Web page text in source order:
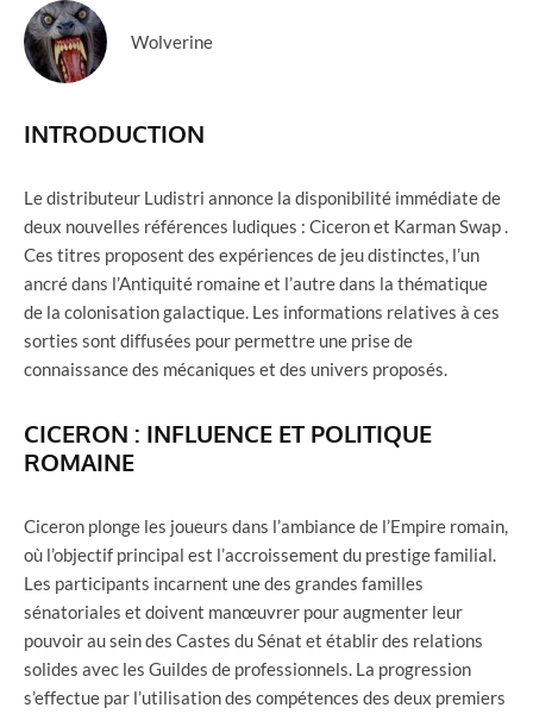
Wolverine
INTRODUCTION
Le distributeur Ludistri annonce la disponibilité immédiate de
deux nouvelles références ludiques : Ciceron et Karman Swap .
Ces titres proposent des expériences de jeu distinctes, l’un
ancré dans l’Antiquité romaine et l’autre dans la thématique
de la colonisation galactique. Les informations relatives à ces
sorties sont diffusées pour permettre une prise de
connaissance des mécaniques et des univers proposés.
CICERON : INFLUENCE ET POLITIQUE
ROMAINE
Ciceron plonge les joueurs dans l’ambiance de l’Empire romain,
où l’objectif principal est l’accroissement du prestige familial.
Les participants incarnent une des grandes familles
sénatoriales et doivent manœuvrer pour augmenter leur
pouvoir au sein des Castes du Sénat et établir des relations
solides avec les Guildes de professionnels. La progression
s’effectue par l’utilisation des compétences des deux premiers